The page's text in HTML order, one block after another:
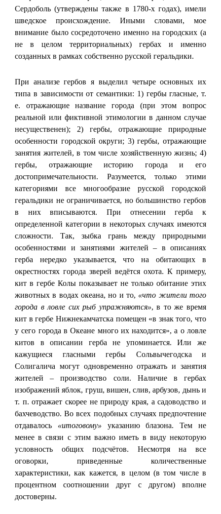
Сердоболь (утверждены также в 1780-х годах), имели
шведское происхождение. Иными словами, мое
внимание было сосредоточено именно на городских (а
не в целом территориальных) гербах и именно
созданных в рамках собственно русской геральдики.
При анализе гербов я выделил четыре основных их
типа в зависимости от семантики: 1) гербы гласные, т.
е. отражающие название города (при этом вопрос
реальной или фиктивной этимологии в данном случае
несущественен); 2) гербы, отражающие природные
особенности городской округи; 3) гербы, отражающие
занятия жителей, в том числе хозяйственную жизнь; 4)
гербы, отражающие историю города и его
достопримечательности. Разумеется, только этими
категориями все многообразие русской городской
геральдики не ограничивается, но большинство гербов
в них вписываются. При отнесении герба к
определенной категории в некоторых случаях имеются
сложности. Так, зыбка грань между природными
особенностями и занятиями жителей – в описаниях
герба нередко указывается, что на обитающих в
окрестностях города зверей ведётся охота. К примеру,
кит в гербе Колы показывает не только обитание этих
животных в водах океана, но и то, «что жители того
города в ловле сих рыб упражняются», в то же время
кит в гербе Нижнекамчатска помещен «в знак того, что
у сего города в Океане много их находится», а о ловле
китов в описании герба не упоминается. Или же
кажущиеся гласными гербы Сольвычегодска и
Солигалича могут одновременно отражать и занятия
жителей – производство соли. Наличие в гербах
изображений яблок, груш, вишен, слив, арбузов, дынь и
т. п. отражает скорее не природу края, а садоводство и
бахчеводство. Во всех подобных случаях предпочтение
отдавалось «итоговому» указанию блазона. Тем не
менее в связи с этим важно иметь в виду некоторую
условность общих подсчётов. Несмотря на все
оговорки, приведенные количественные
характеристики, как кажется, в целом (в том числе в
процентном соотношении друг с другом) вполне
достоверны.